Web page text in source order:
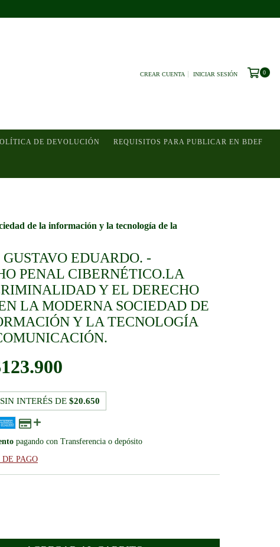
CREAR CUENTA INICIAR SESIÓN 0
DE DEVOLUCIÓN REQUISITOS PARA PUBLICAR EN BDEF
de la información y la tecnología de la
GUSTAVO EDUARDO. -
PENAL CIBERNÉTICO.LA
Y EL DERECHO
LA MODERNA SOCIEDAD DE
Y LA TECNOLOGÍA
INTERÉS DE$20.650
pagando con Transferencia o depósito
PAGO